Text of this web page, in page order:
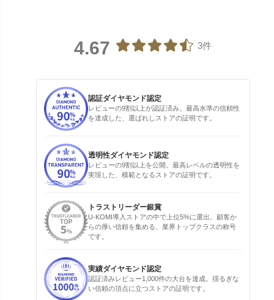
4.67 3件
認証ダイヤモンド認定
レビューの9割以上が認証済み。最高水準の信頼性
を達成した、選ばれしストアの証明です。
透明性ダイヤモンド認定
レビューの9割以上を公開。最高レベルの透明性を
実現した、模範となるストアの証明です。
トラストリーダー銀賞
U-KOMI導入ストアの中で上位5%に選出。顧客か
らの厚い信頼を集める、業界トップクラスの称号
です。
実績ダイヤモンド認定
認証済みレビュー1,000件の大台を達成。揺るぎな
い信頼の頂点に立つストアの証明です。